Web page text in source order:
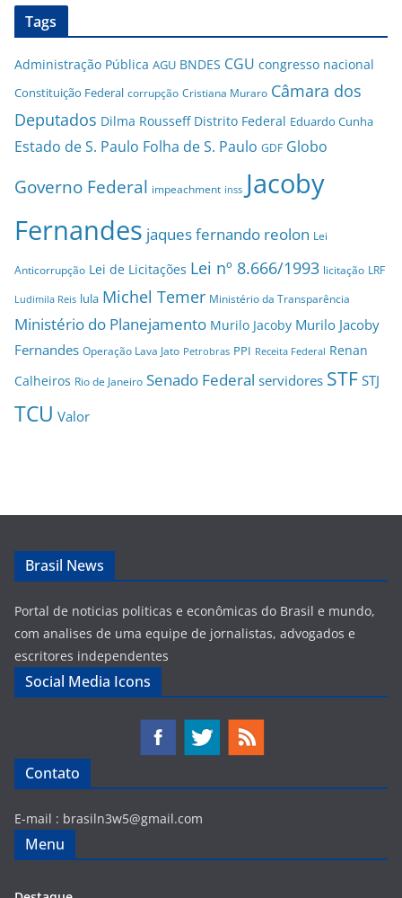
Tags
Administração Pública AGU BNDES CGU congresso nacional
Constituição Federal corrupção Cristiana Muraro Câmara dos
Deputados Dilma Rousseff Distrito Federal Eduardo Cunha
Estado de S. Paulo Folha de S. Paulo GDF Globo
Governo Federal impeachment inss Jacoby
Fernandes jaques fernando reolon Lei
Anticorrupção Lei de Licitações Lei nº 8.666/1993 licitação LRF
Ludimila Reis lula Michel Temer Ministério da Transparência
Ministério do Planejamento Murilo Jacoby Murilo Jacoby
Fernandes Operação Lava Jato Petrobras PPI Receita Federal Renan
Calheiros Rio de Janeiro Senado Federal servidores STF STJ
TCU Valor
Brasil News
Portal de noticias politicas e econômicas do Brasil e mundo,
com analises de uma equipe de jornalistas, advogados e
escritores independentes
Social Media Icons
Contato
E-mail : brasiln3w5@gmail.com
Menu